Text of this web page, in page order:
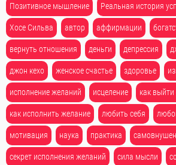
Позитивное мышление Реальная история
Хосе Сильва автор аффирмации
вернуть отношения деньги депрессия
джон кехо женское счастье здоровье
исполнение желаний исцеление как
как исполнить желание любить себя
мотивация наука практика
секрет исполнения желаний сила мысли